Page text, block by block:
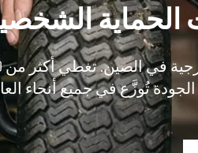
الحماية